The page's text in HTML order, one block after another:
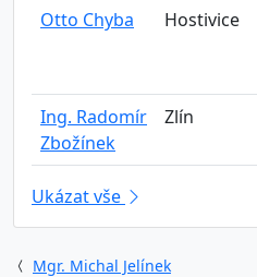
Otto Chyba
Hostivice
Ing. Radomír
Zbožínek
Zlín
Ukázat vše
Mgr. Michal Jelínek